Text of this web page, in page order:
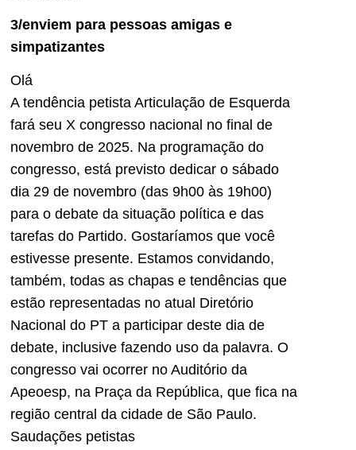
3/enviem para pessoas amigas e
simpatizantes
Olá
A tendência petista Articulação de Esquerda
fará seu X congresso nacional no final de
novembro de 2025. Na programação do
congresso, está previsto dedicar o sábado
dia 29 de novembro (das 9h00 às 19h00)
para o debate da situação política e das
tarefas do Partido. Gostaríamos que você
estivesse presente. Estamos convidando,
também, todas as chapas e tendências que
estão representadas no atual Diretório
Nacional do PT a participar deste dia de
debate, inclusive fazendo uso da palavra. O
congresso vai ocorrer no Auditório da
Apeoesp, na Praça da República, que fica na
região central da cidade de São Paulo.
Saudações petistas